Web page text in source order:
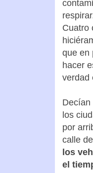
Cuatro
que en
hacer
verdad
Decían
los
por
calle
los
el